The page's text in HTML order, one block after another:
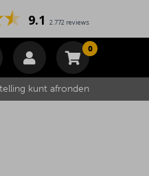
9.1 2.772 reviews
0
€0,00
kunt afronden